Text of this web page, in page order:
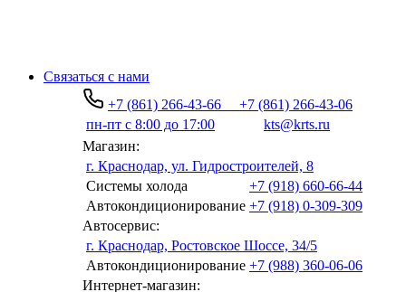
Связаться с нами
+7 (861) 266-43-66
+7 (861) 266-43-06
пн-пт с 8:00 до 17:00
kts@krts.ru
Магазин:
г. Краснодар, ул. Гидростроителей, 8
Системы холода
+7 (918) 660-66-44
Автокондиционирование +7 (918) 0-309-309
Автосервис:
г. Краснодар, Ростовское Шоссе, 34/5
Автокондиционирование +7 (988) 360-06-06
Интернет-магазин: